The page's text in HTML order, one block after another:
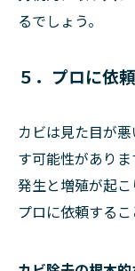
るでしょう。
５．プロに依
カビは見た目が
す可能性があり
発生と増殖が起
プロに依頼するこ